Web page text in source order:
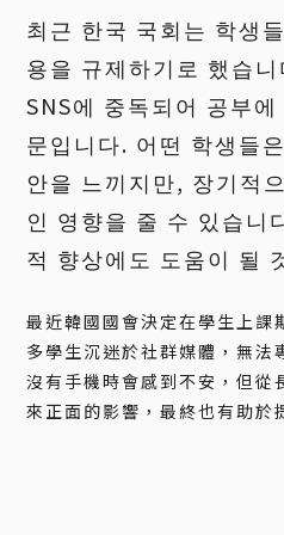
최근 한국 국회는 학생
용을 규제하기로 했습
SNS에 중독되어 공부
문입니다. 어떤 학생들
안을 느끼지만, 장기적
인 영향을 줄 수 있습니
적 향상에도 도움이 될
最近韓國國會決定在學生上課
多學生沉迷於社群媒體，無法
沒有手機時會感到不安，但從
來正面的影響，最終也有助於